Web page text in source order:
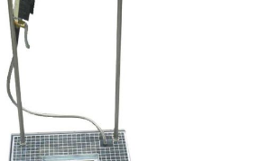
Stw 320
einer speziellen,
Kunststoffwanne mit
Einsatz. In den